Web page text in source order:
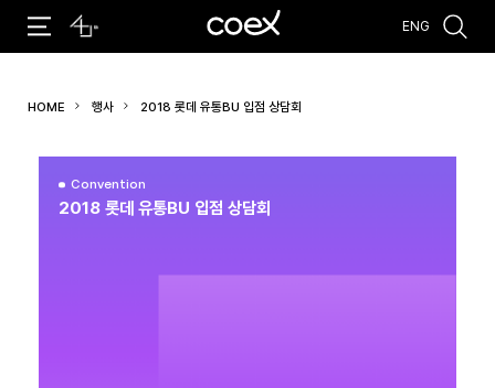
#코엑스 전시 #행사 #주차안내 #편의시설
ENG
HOME 행사 2018 롯데 유통BU 입점 상담회
Convention
2018 롯데 유통BU 입점 상담회